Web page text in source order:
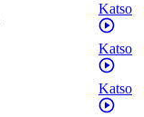
Katso
Katso
Katso